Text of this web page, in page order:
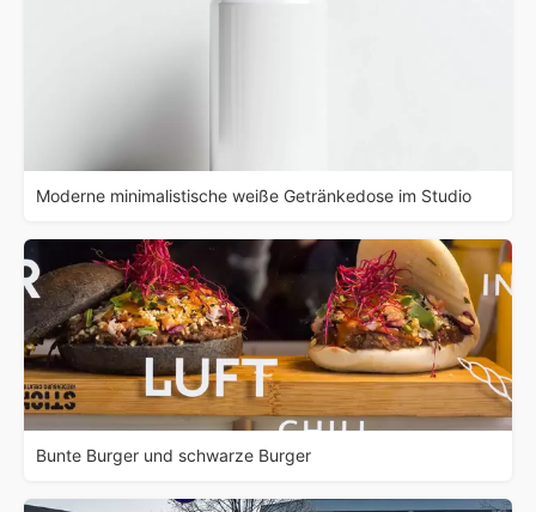
Moderne minimalistische weiße Getränkedose im Studio
Bunte Burger und schwarze Burger